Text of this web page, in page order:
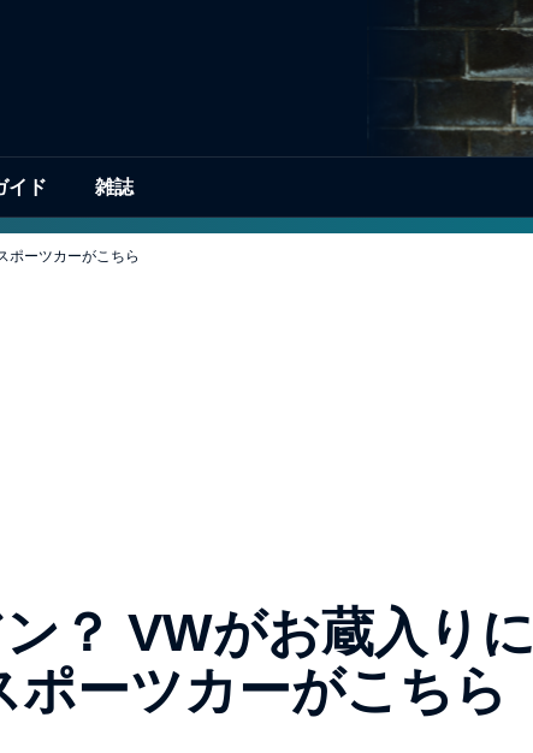
イド 雑誌
ポーツカーがこちら
？ VWがお蔵入りに
ポーツカーがこちら